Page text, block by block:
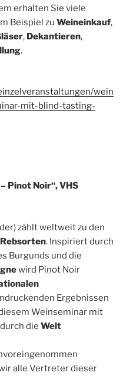
erhalten Sie viele
Beispiel zu Weineinkauf,
, Dekantieren,
.
wein
mit-blind-tasting-
Pinot Noir“, VHS
zählt weltweit zu den
. Inspiriert durch
Burgunds und die
wird Pinot Noir
Ergebnissen
Weinseminar mit
die Welt
alle Vertreter dieser